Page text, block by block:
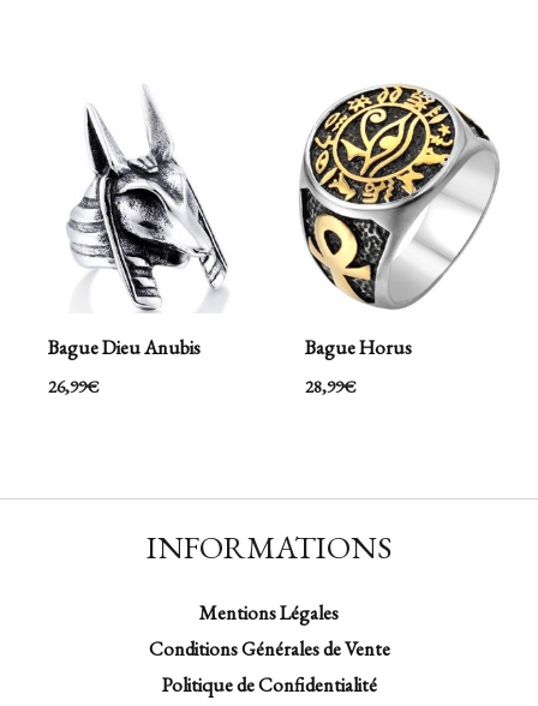
Bague Dieu Anubis
26,99€
Bague Horus
28,99€
INFORMATIONS
Mentions Légales
Conditions Générales de Vente
Politique de Confidentialité